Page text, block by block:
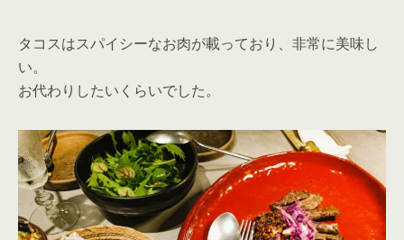
タコスはスパイシーなお肉が載っており、非常に美味し
い。
お代わりしたいくらいでした。